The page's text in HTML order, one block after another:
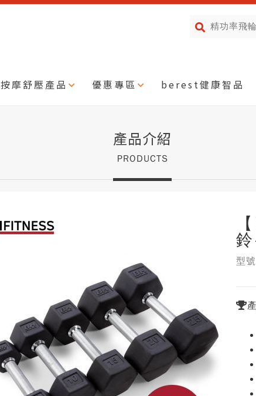
按摩舒壓產品 優惠專區 berest健康智品
產品介紹
PRODUCTS
型